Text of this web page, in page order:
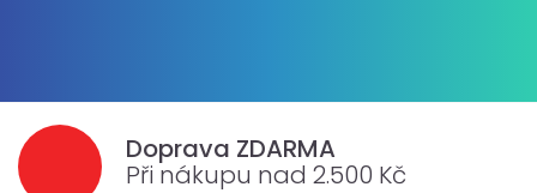
Doprava ZDARMA
Při nákupu nad 2.500 Kč